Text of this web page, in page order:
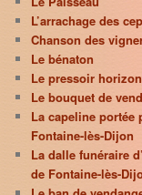
L’arrachage des
Chanson des
Le bénaton
Le pressoir
Le bouquet de
La capeline portée
Fontaine-lès-Dijon
La dalle funéraire
de Fontaine-lès-